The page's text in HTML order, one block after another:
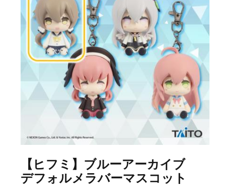
【ヒフミ】ブルーアーカイブ
デフォルメラバーマスコット